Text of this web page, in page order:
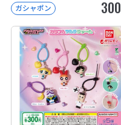
ガシャポン 300